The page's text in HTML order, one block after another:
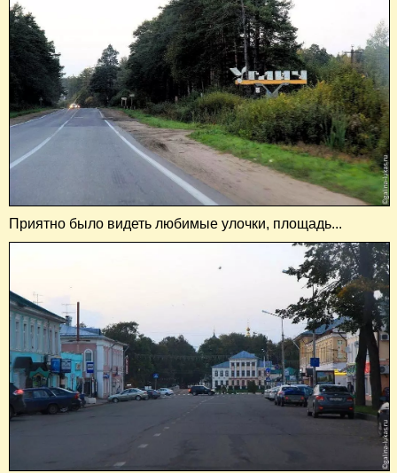
Приятно было видеть любимые улочки, площадь...